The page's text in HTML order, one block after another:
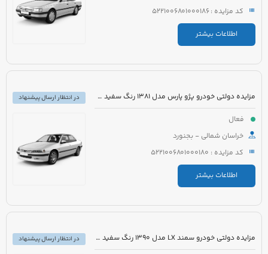
کد مزایده : 5221006801000186
اطلاعات بیشتر
مزایده دولتی خودرو پژو پارس مدل 1381 رنگ سفید متالیک
فعال
خراسان شمالی - بجنورد
کد مزایده : 5221006801000180
اطلاعات بیشتر
در انتظار ارسال پیشنهاد
مزایده دولتی خودرو سمند LX مدل 1390 رنگ سفید روغنی
در انتظار ارسال پیشنهاد